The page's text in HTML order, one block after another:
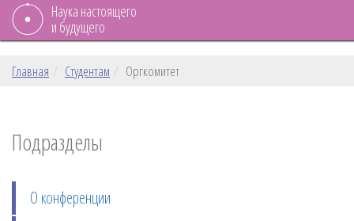
Наука настоящего
и будущего
Главная Студентам Оргкомитет
Подразделы
О конференции